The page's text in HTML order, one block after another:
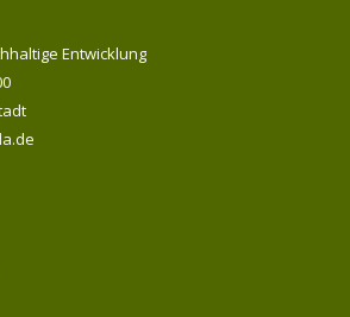
Entwicklung